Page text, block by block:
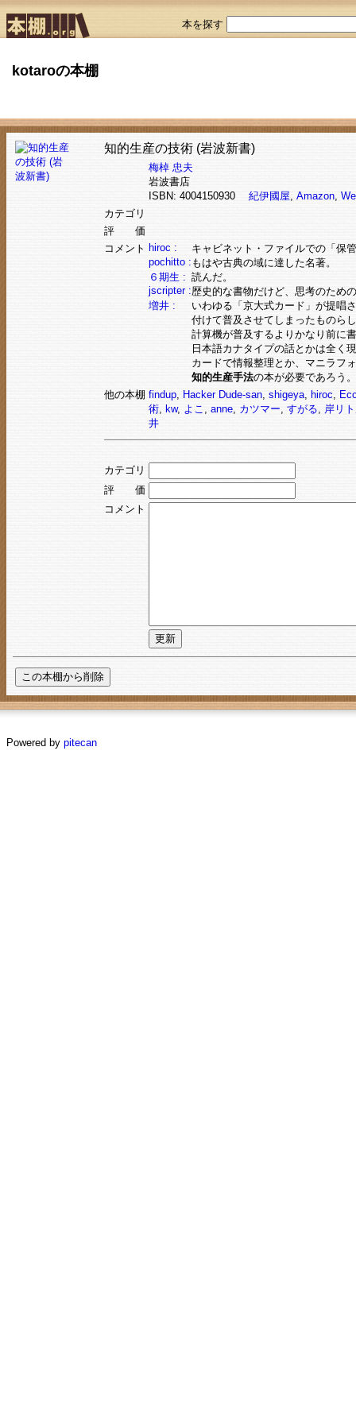
本を探す
kotaroの本棚
知的生産の技術 (岩波新書)
梅棹 忠夫
岩波書店
ISBN: 4004150930 紀伊國屋, Amazon,
カテゴリ
評 価
コメント hiroc :
キャビネット・ファイルでの「保
pochitto : もはや古典の域に達した名著。
６期生 : 読んだ。
jscripter :歴史的な書物だけど、思考のため
増井 :
いわゆる「京大式カード」が提唱
付けて普及させてしまったものら
計算機が普及するよりかなり前に
日本語カナタイプの話とかは全く
カードで情報整理とか、マニラフ
知的生産手法の本が必要であろう。
他の本棚 findup, Hacker Dude-san, shigeya, hiroc,
術, kw, よこ , anne, カツマー, すがる, 岸リ
井
カテゴリ
評 価
コメント
Powered by pitecan